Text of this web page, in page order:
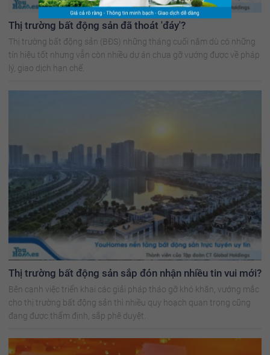
Thị trường bất động sản đã thoát 'đáy'?
Thị trường bất động sản (BĐS) những tháng cuối năm dù có những
tín hiệu tốt nhưng vẫn còn nhiều dự án chưa gỡ vướng được về pháp
lý, giao dịch hạn chế.
Thị trường bất động sản sắp đón nhận nhiều tin vui mới?
Bên cạnh việc triển khai các giải pháp tháo gỡ khó khăn, vướng mắc
cho thị trường bất động sản thì nhiều quy hoạch quan trọng cũng
đang được thẩm định, sắp phê duyệt.